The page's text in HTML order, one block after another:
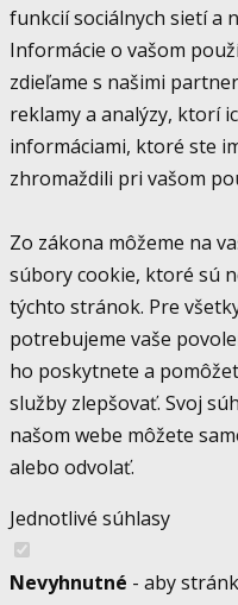
funkcií sociálnych sietí a
Informácie o vašom
zdieľame s našimi
reklamy a analýzy, ktorí
informáciami, ktoré ste
zhromaždili pri vašom
Zo zákona môžeme na
súbory cookie, ktoré sú
týchto stránok. Pre
potrebujeme vaše
ho poskytnete a
služby zlepšovať. Svoj
našom webe môžete
alebo odvolať.
Jednotlivé súhlasy
Nevyhnutné - aby